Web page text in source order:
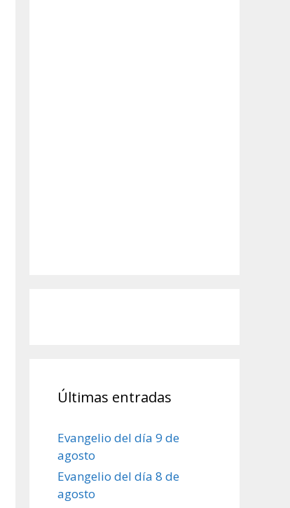
Últimas entradas
Evangelio del día 9 de
agosto
Evangelio del día 8 de
agosto